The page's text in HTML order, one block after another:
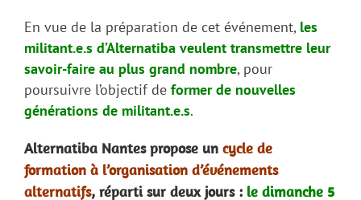
En vue de la préparation de cet événement, les
militant.e.s d’Alternatiba veulent transmettre leur
savoir-faire au plus grand nombre, pour
poursuivre l’objectif de former de nouvelles
générations de militant.e.s.
Alternatiba Nantes propose un cycle de
formation à l’organisation d’événements
alternatifs, réparti sur deux jours : le dimanche 5